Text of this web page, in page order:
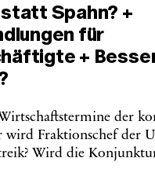
Spahn? +
für
+
der
wird Fraktionschef der
Wird die Konjunktur